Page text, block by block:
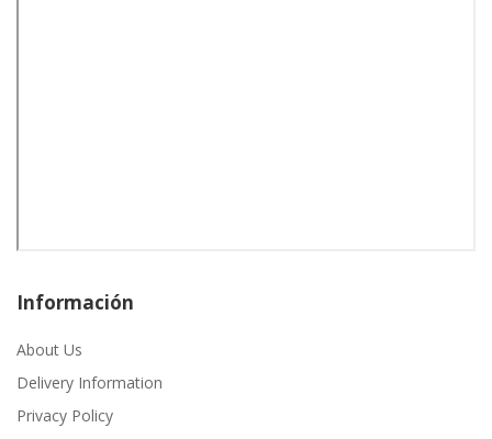
Información
About Us
Delivery Information
Privacy Policy